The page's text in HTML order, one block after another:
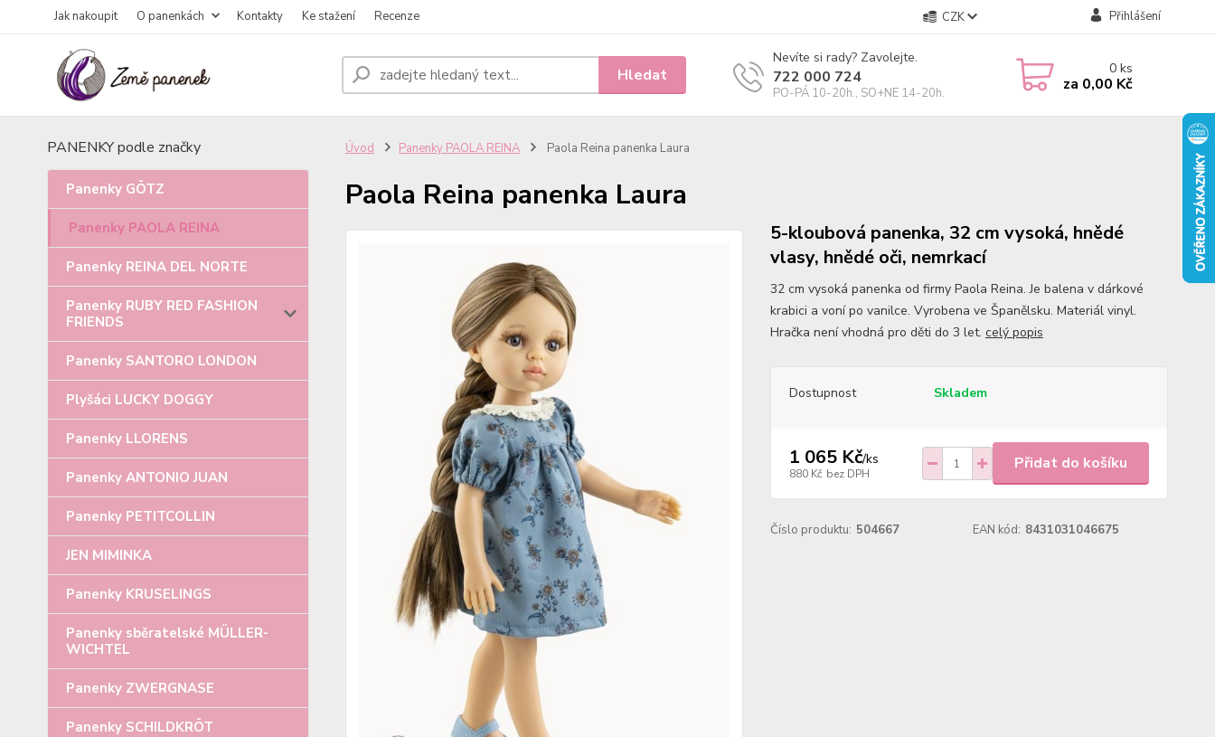
Jak nakoupit O panenkách Kontakty Ke stažení Recenze CZK Přihlášení
Hledat
Nevíte si rady? Zavolejte.
722 000 724
PO-PÁ 10-20h., SO+NE 14-20h.
0ks
za 0,00 Kč
PANENKY podle značky
Panenky GÖTZ
Panenky PAOLA REINA
Panenky REINA DEL NORTE
Panenky RUBY RED FASHION
FRIENDS
Panenky SANTORO LONDON
Plyšáci LUCKY DOGGY
Panenky LLORENS
Panenky ANTONIO JUAN
Panenky PETITCOLLIN
JEN MIMINKA
Panenky KRUSELINGS
Panenky sběratelské MÜLLER-
WICHTEL
Panenky ZWERGNASE
Panenky SCHILDKRÖT
Úvod Panenky PAOLA REINA Paola Reina panenka Laura
Paola Reina panenka Laura
5-kloubová panenka, 32 cm vysoká, hnědé
vlasy, hnědé oči, nemrkací
32 cm vysoká panenka od firmy Paola Reina. Je balena v dárkové
krabici a voní po vanilce. Vyrobena ve Španělsku. Materiál vinyl.
Hračka není vhodná pro děti do 3 let. celý popis
Dostupnost Skladem
1 065 Kč/ks
880 Kč bez DPH
Přidat do košíku
Číslo produktu: 504667 EAN kód: 8431031046675